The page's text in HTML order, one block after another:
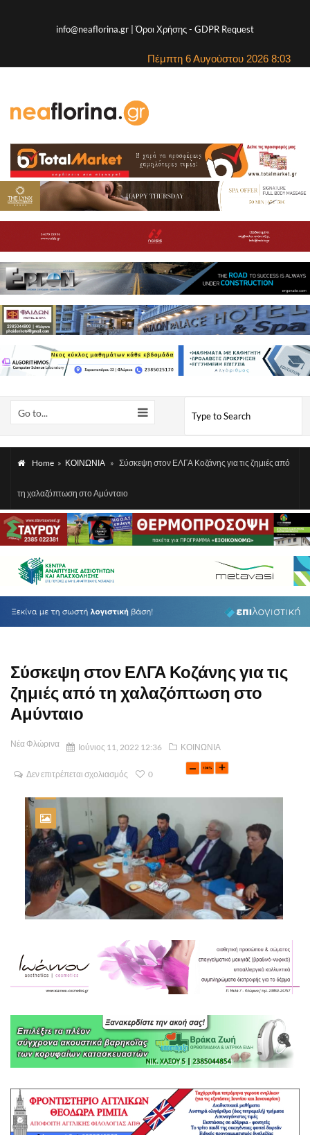
info@neaflorina.gr |Όροι Χρήσης- GDPR Request
Πέμπτη 6 Αυγούστου 2026 8:03
Go to...
Home » ΚΟΙΝΩΝΙΑ » Σύσκεψη στον ΕΛΓΑ Κοζάνης για τις ζημιές από
τη χαλαζόπτωση στο Αμύνταιο
Σύσκεψη στον ΕΛΓΑ Κοζάνης για τις
ζημιές από τη χαλαζόπτωση στο
Αμύνταιο
Νέα Φλώρινα Ιούνιος 11, 2022 12:36 ΚΟΙΝΩΝΙΑ
Δεν επιτρέπεται σχολιασμός 0